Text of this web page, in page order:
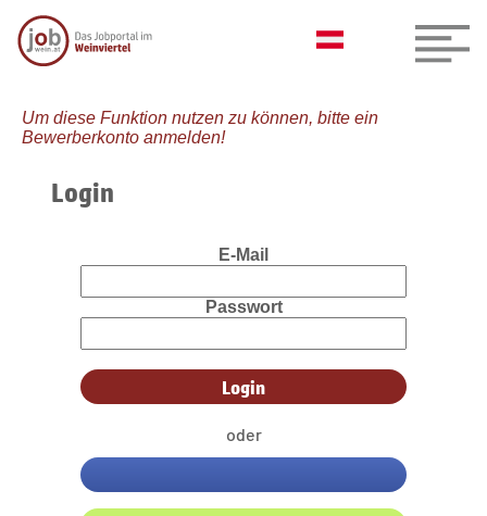
Um diese Funktion nutzen zu können, bitte ein
Bewerberkonto anmelden!
Login
E-Mail
Passwort
oder